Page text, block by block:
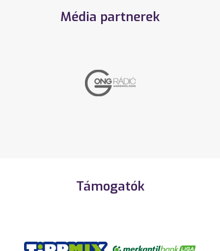
Média partnerek
Támogatók